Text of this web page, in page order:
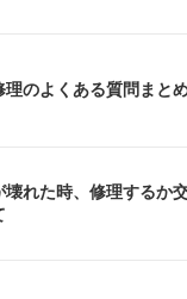
理のよくある質問まと
壊れた時、修理するか